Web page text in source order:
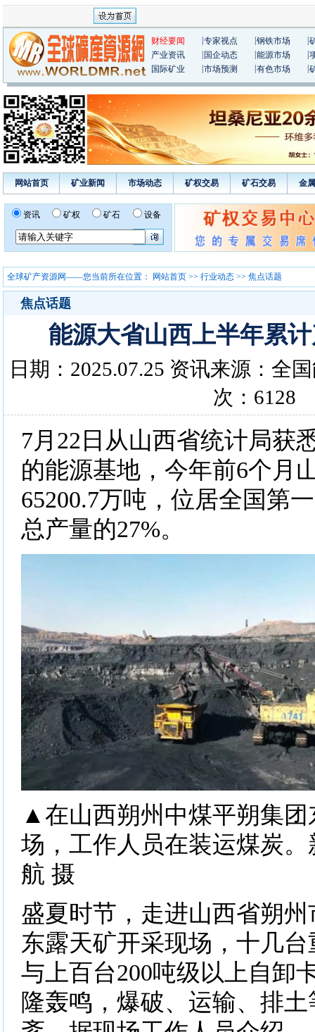
财经要闻 专家视点 钢铁市场
产业资讯
国企动态 能源市场
国际矿业
市场预测 有色市场
网站首页 矿业新闻 市场动态 矿权交易 矿石交易 金
资讯 矿权 矿石 设备
全球矿产资源网——您当前所在位置： 网站首页 >> 行业动态 >> 焦点话题
焦点话题
能源大省山西上半年累
日期：2025.07.25 资讯来源：全
次：6128
7月22日从山西省统计局获
的能源基地，今年前6个月
65200.7万吨，位居全国第
总产量的27%。
▲在山西朔州中煤平朔集团
场，工作人员在装运煤炭
航 摄
盛夏时节，走进山西省朔
东露天矿开采现场，十几
与上百台200吨级以上自卸
隆轰鸣，爆破、运输、排